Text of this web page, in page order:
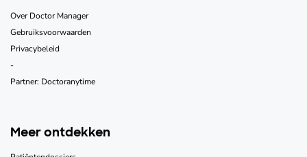
Over Doctor Manager
Gebruiksvoorwaarden
Privacybeleid
-
Partner: Doctoranytime
Meer ontdekken